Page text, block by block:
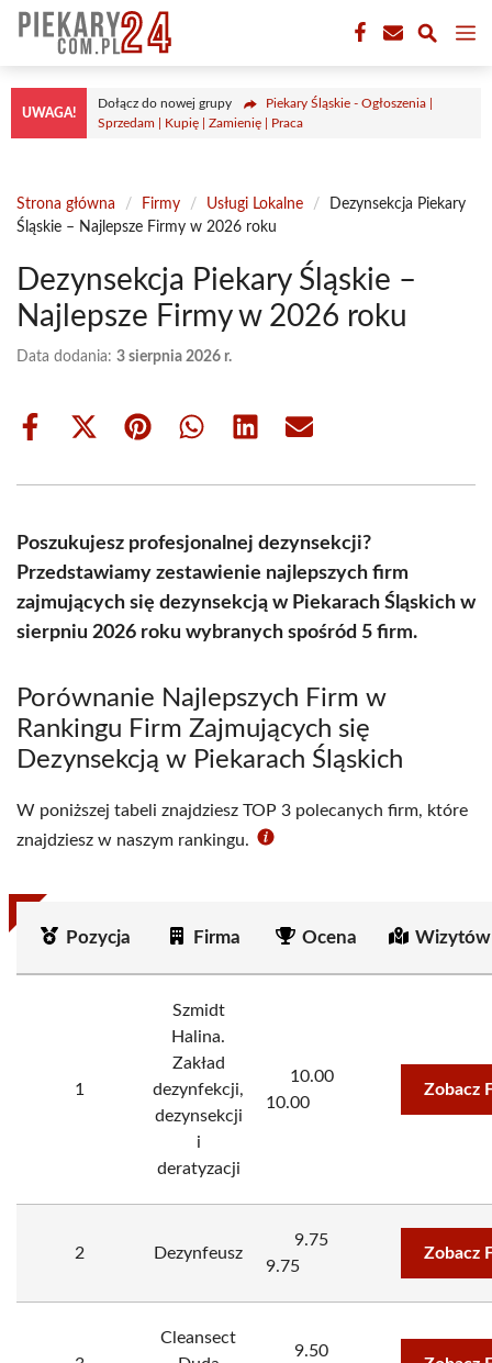
Przejdź
treści
UWAGA!
Dołącz do nowej grupy
Piekary Śląskie - Ogłoszenia |
Sprzedam | Kupię | Zamienię | Praca
Strona główna / Firmy / Usługi Lokalne /
Dezynsekcja Piekary
Śląskie – Najlepsze Firmy w 2026 roku
Dezynsekcja Piekary Śląskie –
Najlepsze Firmy w 2026 roku
Data dodania: 3 sierpnia 2026 r.
Share
Share
(Twitter)
Share Share Share Share
Poszukujesz profesjonalnej dezynsekcji?
Przedstawiamy zestawienie najlepszych firm
zajmujących się dezynsekcją w Piekarach Śląskich w
sierpniu 2026 roku wybranych spośród 5 firm.
Porównanie Najlepszych Firm w
Rankingu Firm Zajmujących się
Dezynsekcją w Piekarach Śląskich
W poniższej tabeli znajdziesz TOP 3 polecanych firm, które
znajdziesz w naszym rankingu.
Pozycja Firma Ocena
1
Szmidt
Halina.
Zakład
dezynfekcji,
dezynsekcji
i
deratyzacji
10.00
10.00
Zobacz
2 Dezynfeusz
9.75
9.75
Zobacz
Cleansect
9.50